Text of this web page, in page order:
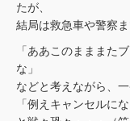
たが、
結局は救急車や警察
「ああこのまままた
な」
などと考えながら、
「例えキャンセルに